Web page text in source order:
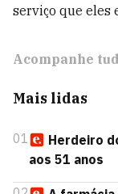
serviço que eles
Acompanhe
Mais lidas
01
Herdeiro
aos 51 anos